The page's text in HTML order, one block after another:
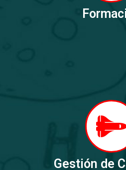
Gestión de